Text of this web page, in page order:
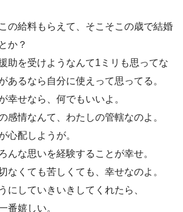
の給料もらえて、そこそこの歳で結婚
か？
助を受けようなんて1ミリも思ってな
あるなら自分に使えって思ってる。
幸せなら、何でもいいよ。
感情なんて、わたしの管轄なのよ。
心配しようが。
んな思いを経験することが幸せ。
なくても苦しくても、幸せなのよ。
にしていきいきしてくれたら、
番嬉しい。